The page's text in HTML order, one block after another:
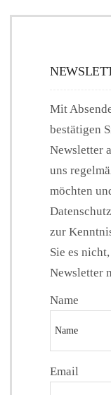
Mit
bestätigen
Newsletter
uns
möchten
zur
Sie es
Newsletter
Name
Email